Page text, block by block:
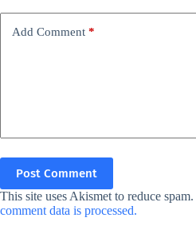
Add Comment *
Post Comment
This site uses Akismet to reduce spam.
comment data is processed.